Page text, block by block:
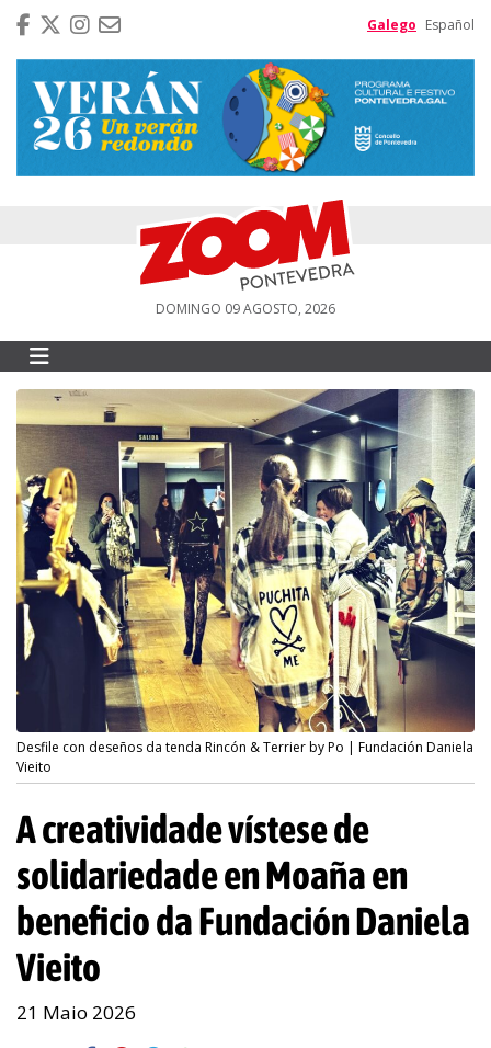
Galego Español
DOMINGO 09 AGOSTO, 2026
Desfile con deseños da tenda Rincón & Terrier by Po | Fundación Daniela
Vieito
A creatividade vístese de
solidariedade en Moaña en
beneficio da Fundación Daniela
Vieito
21 Maio 2026